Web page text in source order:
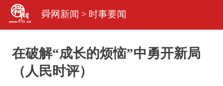
舜网新闻 > 时事要闻
在破解“成长的烦恼”中勇开新局
（人民时评）